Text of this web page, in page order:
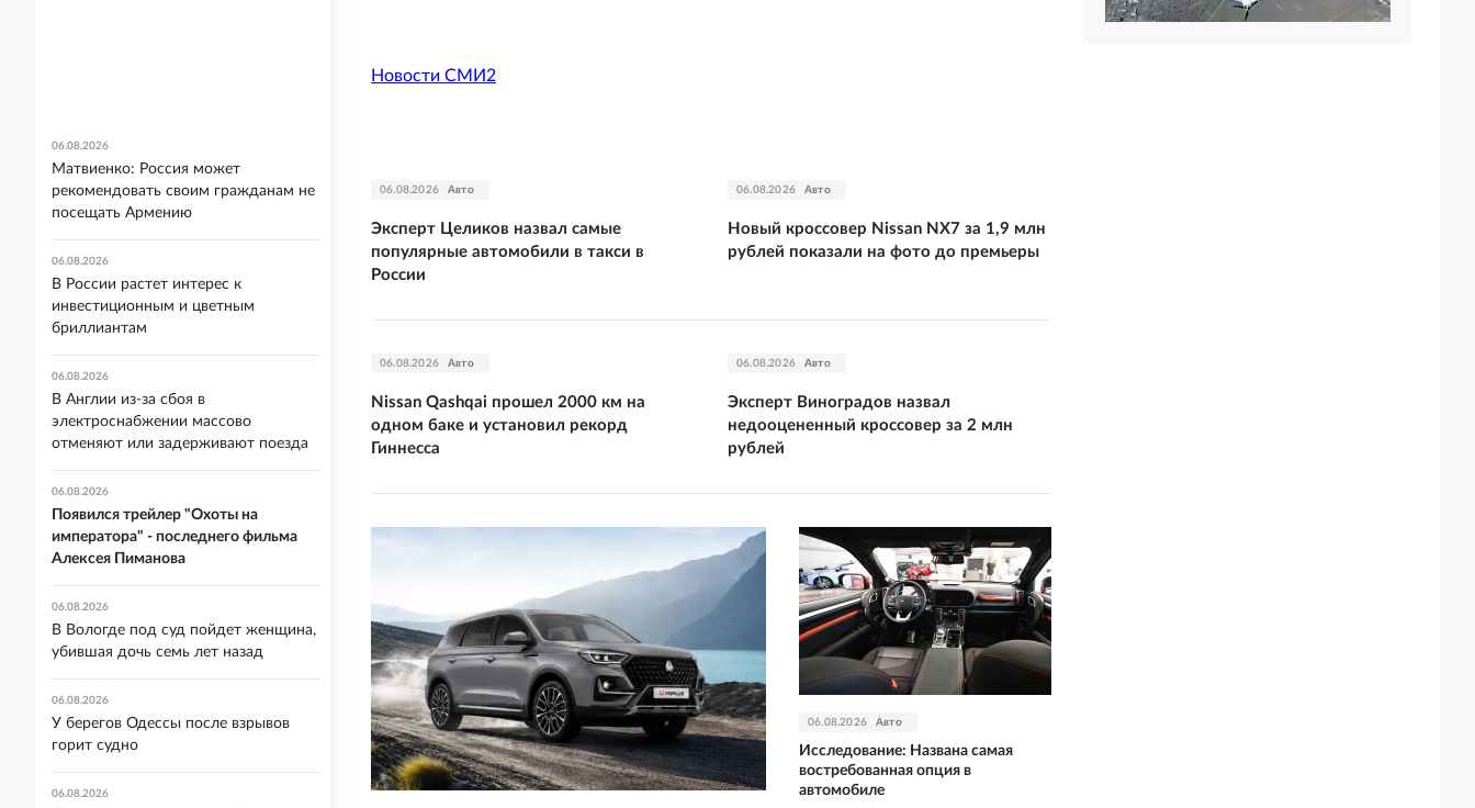
Новости СМИ2
06.08.2026 Авто
Эксперт Целиков назвал самые
популярные автомобили в такси в
России
06.08.2026 Авто
Новый кроссовер Nissan NX7 за 1,9 млн
рублей показали на фото до премьеры
06.08.2026 Авто
Nissan Qashqai прошел 2000 км на
одном баке и установил рекорд
Гиннесса
06.08.2026 Авто
Эксперт Виноградов назвал
недооцененный кроссовер за 2 млн
рублей
06.08.2026 Авто
Исследование: Названа самая
востребованная опция в
автомобиле
06.08.2026
Матвиенко: Россия может
рекомендовать своим гражданам не
посещать Армению
06.08.2026
В России растет интерес к
инвестиционным и цветным
бриллиантам
06.08.2026
В Англии из-за сбоя в
электроснабжении массово
отменяют или задерживают поезда
06.08.2026
Появился трейлер "Охоты на
императора" - последнего фильма
Алексея Пиманова
06.08.2026
В Вологде под суд пойдет женщина,
убившая дочь семь лет назад
06.08.2026
У берегов Одессы после взрывов
горит судно
06.08.2026